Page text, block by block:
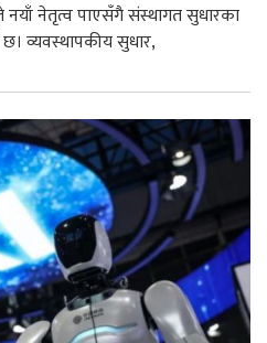
नयाँ नेतृत्व पाएसँगै संस्थागत सुधारका
व्यवस्थापकीय सुधार,